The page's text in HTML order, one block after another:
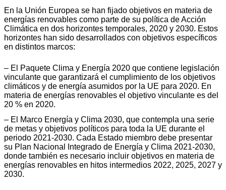
En la Unión Europea se han fijado objetivos en materia de
energías renovables como parte de su política de Acción
Climática en dos horizontes temporales, 2020 y 2030. Estos
horizontes han sido desarrollados con objetivos específicos
en distintos marcos:
– El Paquete Clima y Energía 2020 que contiene legislación
vinculante que garantizará el cumplimiento de los objetivos
climáticos y de energía asumidos por la UE para 2020. En
materia de energías renovables el objetivo vinculante es del
20 % en 2020.
– El Marco Energía y Clima 2030, que contempla una serie
de metas y objetivos políticos para toda la UE durante el
periodo 2021-2030. Cada Estado miembro debe presentar
su Plan Nacional Integrado de Energía y Clima 2021-2030,
donde también es necesario incluir objetivos en materia de
energías renovables en hitos intermedios 2022, 2025, 2027 y
2030.